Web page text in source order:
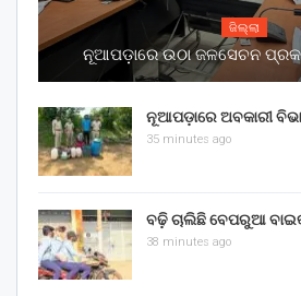
ଜିଲ୍ଲା
ନୂଆପଡ଼ାରେ ଉଠା ଜଳସେଚନ
ନୂଆପଡ଼ାରେ ଅବକାରୀ
35 minutes ago
ବଢ଼ି ଚାଲିଛି ବେପରୁଆ ବାଇକ୍
38 minutes ago